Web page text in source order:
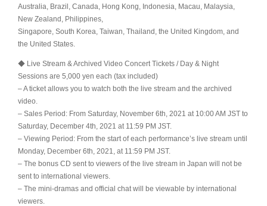
Australia, Brazil, Canada, Hong Kong, Indonesia, Macau, Malaysia,
New Zealand, Philippines,
Singapore, South Korea, Taiwan, Thailand, the United Kingdom, and
the United States.
◆ Live Stream & Archived Video Concert Tickets / Day & Night
Sessions are 5,000 yen each (tax included)
– A ticket allows you to watch both the live stream and the archived
video.
– Sales Period: From Saturday, November 6th, 2021 at 10:00 AM JST to
Saturday, December 4th, 2021 at 11:59 PM JST.
– Viewing Period: From the start of each performance’s live stream until
Monday, December 6th, 2021, at 11:59 PM JST.
– The bonus CD sent to viewers of the live stream in Japan will not be
sent to international viewers.
– The mini-dramas and official chat will be viewable by international
viewers.